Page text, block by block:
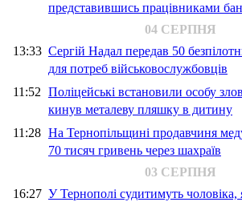
представившись працівниками
04 СЕРПНЯ
13:33 Сергій Надал передав 50
для потреб військовослужбовців
11:52 Поліцейські встановили особу
кинув металеву пляшку в дитину
11:28 На Тернопільщині продавчиня
70 тисяч гривень через шахраїв
03 СЕРПНЯ
16:27 У Тернополі судитимуть чоловіка,